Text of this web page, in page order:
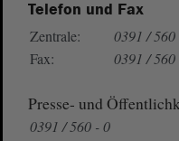
Telefon und Fax
Zentrale:
0391 / 560
Fax:
0391 /
Presse- und
0391 / 560 - 0